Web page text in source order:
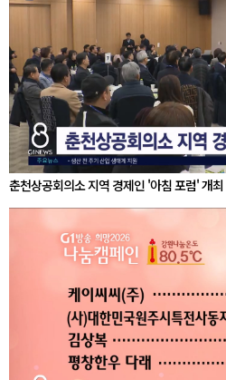
춘천상공회의소 지역 경제인 '아침 포럼' 개최